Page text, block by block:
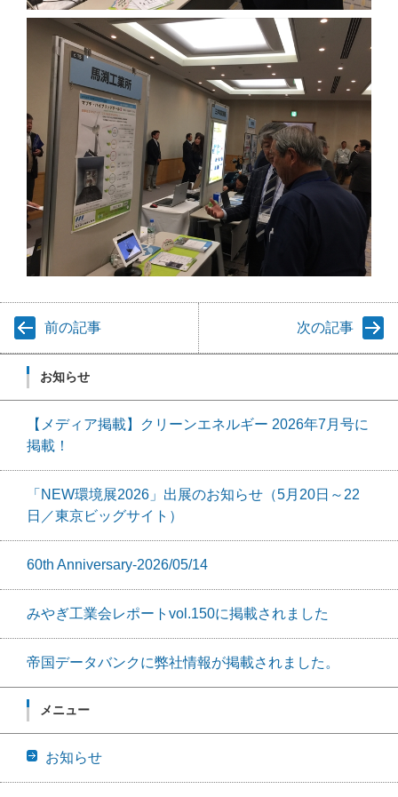
前の記事 次の記事
お知らせ
【メディア掲載】クリーンエネルギー 2026年7月号に
掲載！
「NEW環境展2026」出展のお知らせ（5月20日～22
日／東京ビッグサイト）
60th Anniversary-2026/05/14
みやぎ工業会レポートvol.150に掲載されました
帝国データバンクに弊社情報が掲載されました。
メニュー
お知らせ